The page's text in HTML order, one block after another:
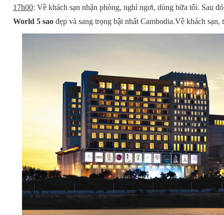
17h00: Về khách sạn nhận phòng, nghỉ ngơi, dùng bữa tối. Sau
World 5 sao đẹp và sang trọng bật nhất Cambodia.Về khách